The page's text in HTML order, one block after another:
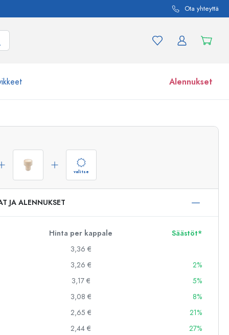
Ota yhteyttä
Alennukset
Lasipurkit
Tutustu nyt
Osta nyt
valitse
JA ALENNUKSET
Hinta per kappale
Säästöt*
3,36 €
3,26 €
2%
3,17 €
5%
3,08 €
8%
2,65 €
21%
2,44 €
27%